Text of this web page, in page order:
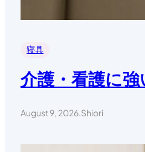
寝具
介護・看護に
August 9, 2026.Shiori